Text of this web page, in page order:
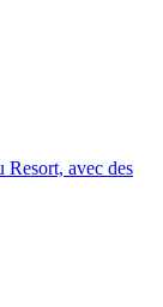
Resort, avec des